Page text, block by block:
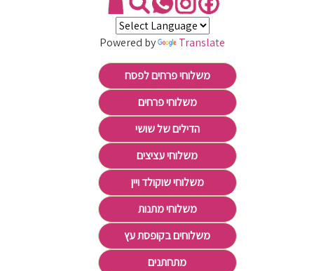
Powered by Translate
משלוחי פרחים לפסח
משלוחי פרחים
הדילים של שושי
משלוחי עציצים
משלוחי שוקולד ויין
משלוחי מתנות
משלוחים בקופסת עץ
מתחתנים